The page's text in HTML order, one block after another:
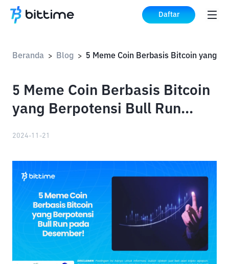
Daftar
Beranda > Blog >
5 Meme Coin Berbasis Bitcoin
yang Berpotensi Bull Run
2024-11-21